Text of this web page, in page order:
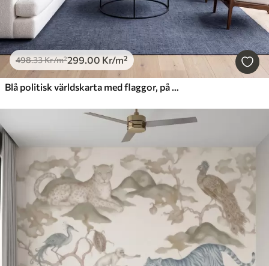
498.33Kr/m²299.00 Kr/m²
Blå politisk världskarta med flaggor, på engelska